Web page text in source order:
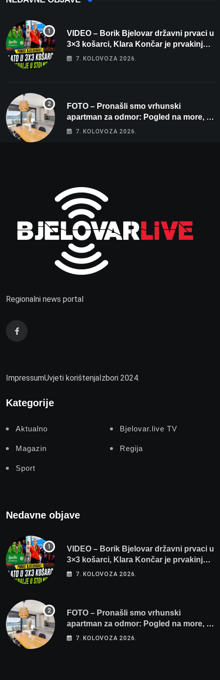
VIDEO – Borik Bjelovar državni prvaci u
3×3 košarci, Klara Končar je prvakinja
Hrvatske u stolnom tenisu!
7. KOLOVOZA 2026.
FOTO – Pronašli smo vrhunski
apartman za odmor: Pogled na more, tri
spavaće sobe i terasa koja osvaja
7. KOLOVOZA 2026.
Regionalni news portal
ImpressumUvjeti korištenja Izbori 2024.
Kategorije
Aktualno Bjelovar.live TV
Magazin Regija
Sport
Nedavne objave
VIDEO – Borik Bjelovar državni prvaci u
3×3 košarci, Klara Končar je prvakinja
Hrvatske u stolnom tenisu!
7. KOLOVOZA 2026.
FOTO – Pronašli smo vrhunski
apartman za odmor: Pogled na more, tri
spavaće sobe i terasa koja osvaja
7. KOLOVOZA 2026.